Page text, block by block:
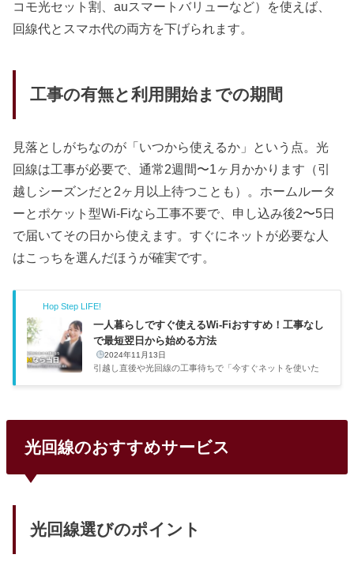
コモ光セット割、auスマートバリューなど）を使えば、
回線代とスマホ代の両方を下げられます。
工事の有無と利用開始までの期間
見落としがちなのが「いつから使えるか」という点。光
回線は工事が必要で、通常2週間〜1ヶ月かかります（引
越しシーズンだと2ヶ月以上待つことも）。ホームルータ
ーとポケット型Wi-Fiなら工事不要で、申し込み後2〜5日
で届いてその日から使えます。すぐにネットが必要な人
はこっちを選んだほうが確実です。
Hop Step LIFE!
一人暮らしですぐ使えるWi-Fiおすすめ！工事なし
で最短翌日から始める方法
2024年11月13日
引越し直後や光回線の工事待ちで「今すぐネットを使いた
翌日から使えるWi-Fiの選び方と具体的なサービスを比較し
ー翌日〜5日3,000〜5,000円◎テレワーク・動画視聴が多い
いたい人eSIM（電子SIM）当日3,000〜4,000円○対応端末を
光回線のおすすめサービス
光回線選びのポイント